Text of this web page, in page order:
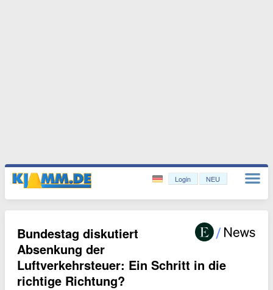
Login NEU
Bundestag diskutiert
Absenkung der
Luftverkehrsteuer: Ein Schritt in die
richtige Richtung?